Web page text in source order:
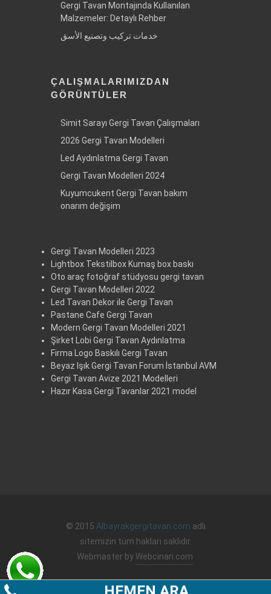
Gergi Tavan Montajında Kullanılan
Malzemeler: Detaylı Rehber
خدمات تركيب وتصنيع الأسق
ÇALIŞMALARIMIZDAN
GÖRÜNTÜLER
Simit Sarayı Gergi Tavan Çalışmaları
2026 Gergi Tavan Modelleri
Led Aydınlatma Gergi Tavan
Gergi Tavan Modelleri 2024
Kuyumcukent Gergi Tavan bakım
onarım değişim
Gergi Tavan Modelleri 2023
Lightbox Tekstilbox Kumaş box baskı
Oto araç fotoğraf stüdyosu gergi tavan
Gergi Tavan Modelleri 2022
Led Tavan Dekor ile Gergi Tavan
Pastane Cafe Gergi Tavan
Modern Gergi Tavan Modelleri 2021
Şirket Lobi Gergi Tavan Aydınlatma
Firma Logo Baskılı Gergi Tavan
Beyaz Işık Gergi Tavan Forum İstanbul AVM
Gergi Tavan Avize 2021 Modelleri
Hazır Kasa Gergi Tavanlar 2021 model
© 2015 Albayrakgergitavan.com adlı
sitemizin tüm hakları saklıdır.
Webmaster byWebcinari.com